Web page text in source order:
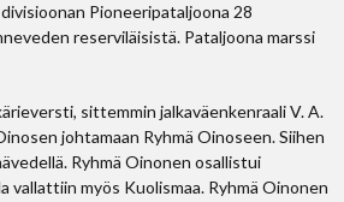
Pioneeripataljoona 28
reserviläisistä. Pataljoona marssi
sittemmin jalkaväenkenraali V. A.
johtamaan Ryhmä Oinoseen. Siihen
Ryhmä Oinonen osallistui
vallattiin myös Kuolismaa. Ryhmä Oinonen